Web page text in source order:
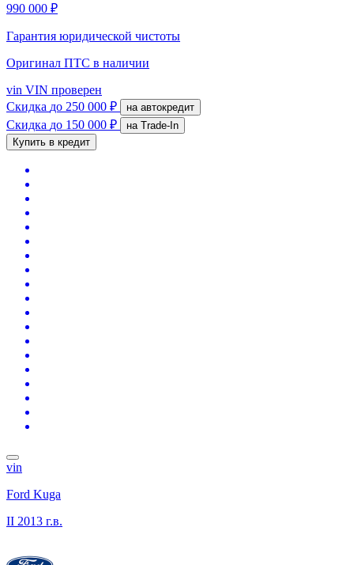
990 000 ₽
Гарантия юридической чистоты
Оригинал ПТС в наличии
vin VIN проверен
Скидка до 250 000 ₽ на автокредит
Скидка до 150 000 ₽
на Trade-In
Купить в кредит
vin
Ford Kuga
II 2013 г.в.